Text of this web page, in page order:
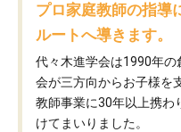
プロ家庭教師の指導
ルートへ導きます。
代々木進学会は1990年の
会が三方向からお子様を
教師事業に30年以上携わ
けてまいりました。